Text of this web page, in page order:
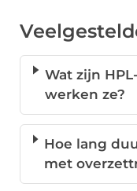
Wat zijn
werken ze?
Hoe lang
met